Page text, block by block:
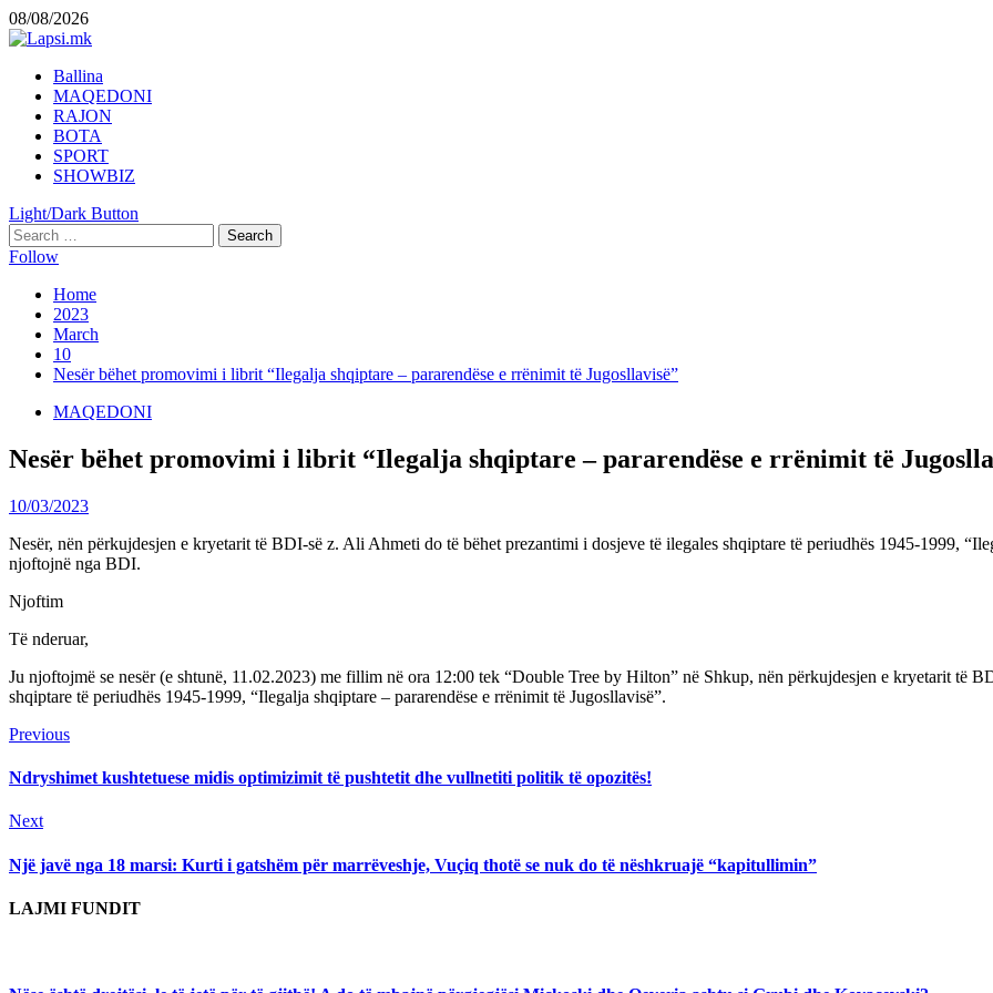
Skip
to
08/08/2026
Primary
Menu
Ballina
MAQEDONI
RAJON
BOTA
SPORT
SHOWBIZ
Light/Dark Button
Search
for:
Follow
Home
2023
March
10
Nesër bëhet promovimi i librit “Ilegalja shqiptare – pararendëse e rrënimit të Jugosllavisë”
MAQEDONI
Nesër bëhet promovimi i librit “Ilegalja shqiptare – pararendëse e rrënimit të
10/03/2023
Nesër, nën përkujdesjen e kryetarit të BDI-së z. Ali Ahmeti do të bëhet prezantimi i dosjeve të ilegales shqiptare të periudhës 1945-1999,
njoftojnë nga BDI.
Njoftim
Të nderuar,
Ju njoftojmë se nesër (e shtunë, 11.02.2023) me fillim në ora 12:00 tek “Double Tree by Hilton” në Shkup, nën përkujdesjen e kryetarit të
shqiptare të periudhës 1945-1999, “Ilegalja shqiptare – pararendëse e rrënimit të Jugosllavisë”.
Continue
Reading
PreviousPrevious
Ndryshimet kushtetuese midis optimizimit të pushtetit dhe vullnetiti politik të opozitës!
NextNext
Një javë nga 18 marsi: Kurti i gatshëm për marrëveshje, Vuçiq thotë se nuk do të nëshkruajë “kapitullimin”
LAJMI FUNDIT